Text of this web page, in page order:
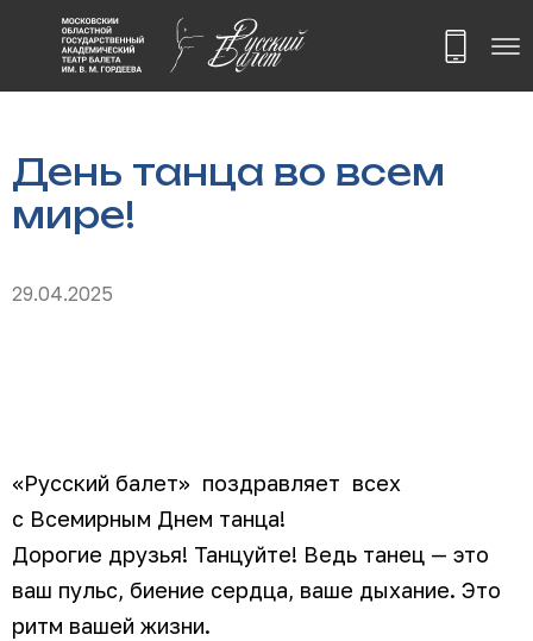
День танца во всем
мире!
29.04.2025
«Русский балет» поздравляет всех
с Всемирным Днем танца!
Дорогие друзья! Танцуйте! Ведь танец — это
ваш пульс, биение сердца, ваше дыхание. Это
ритм вашей жизни.